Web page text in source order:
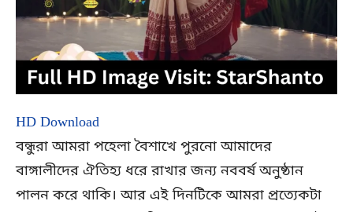
HD Download
বন্ধুরা আমরা পহেলা বৈশাখে পুরনো আমাদের
বাঙ্গালীদের ঐতিহ্য ধরে রাখার জন্য নববর্ষ অনুষ্ঠান
পালন করে থাকি। আর এই দিনটিকে আমরা প্রত্যেকটা